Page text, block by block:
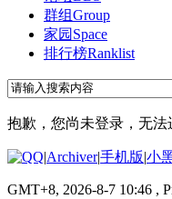
群组Group
家园 Space
排行榜Ranklist
抱歉，您尚未登录，无法
|Archiver|手机版|小
GMT+8, 2026-8-7 10:46 ,